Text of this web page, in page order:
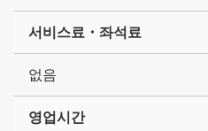
서비스료・좌석료
없음
영업시간